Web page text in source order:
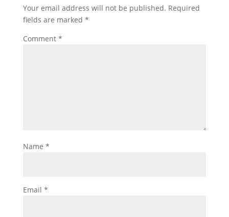
Your email address will not be published. Required
fields are marked *
Comment *
Name *
Email *